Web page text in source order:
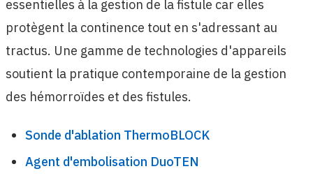
essentielles à la gestion de la fistule car elles
protègent la continence tout en s'adressant au
tractus. Une gamme de technologies d'appareils
soutient la pratique contemporaine de la gestion
des hémorroïdes et des fistules.
Sonde d'ablation ThermoBLOCK
Agent d'embolisation DuoTEN